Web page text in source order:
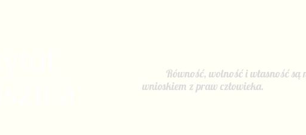
Równość, wolność i własność
wnioskiem z praw człowieka.